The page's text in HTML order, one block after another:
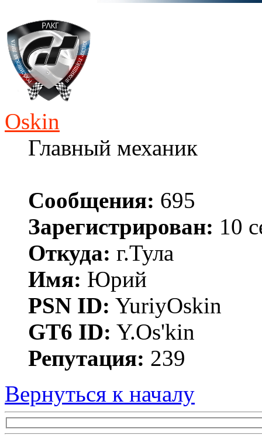
Oskin
Главный механик
Сообщения: 695
Зарегистрирован: 10
Откуда: г.Тула
Имя: Юрий
PSN ID: YuriyOskin
GT6 ID: Y.Os'kin
Репутация: 239
Вернуться к началу